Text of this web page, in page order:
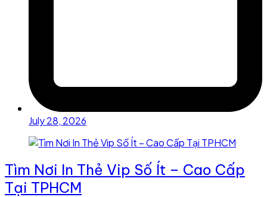
July 28, 2026
Tìm Nơi In Thẻ Vip Số Ít – Cao Cấp
Tại TPHCM